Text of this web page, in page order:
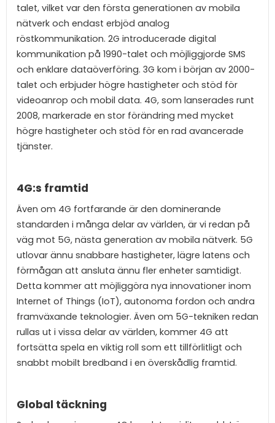
talet, vilket var den första generationen av mobila
nätverk och endast erbjöd analog
röstkommunikation. 2G introducerade digital
kommunikation på 1990-talet och möjliggjorde SMS
och enklare dataöverföring. 3G kom i början av 2000-
talet och erbjuder högre hastigheter och stöd för
videoanrop och mobil data. 4G, som lanserades runt
2008, markerade en stor förändring med mycket
högre hastigheter och stöd för en rad avancerade
tjänster.
4G:s framtid
Även om 4G fortfarande är den dominerande
standarden i många delar av världen, är vi redan på
väg mot 5G, nästa generation av mobila nätverk. 5G
utlovar ännu snabbare hastigheter, lägre latens och
förmågan att ansluta ännu fler enheter samtidigt.
Detta kommer att möjliggöra nya innovationer inom
Internet of Things (IoT), autonoma fordon och andra
framväxande teknologier. Även om 5G-tekniken redan
rullas ut i vissa delar av världen, kommer 4G att
fortsätta spela en viktig roll som ett tillförlitligt och
snabbt mobilt bredband i en överskådlig framtid.
Global täckning